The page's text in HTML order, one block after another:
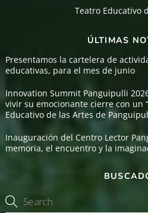
Teatro Educativo
ÚLTIMAS
Presentamos la cartelera de
educativas, para el mes de junio
Innovation Summit Panguipulli
vivir su emocionante cierre con un
Educativo de las Artes de
Inauguración del Centro Lector
memoria, el encuentro y la